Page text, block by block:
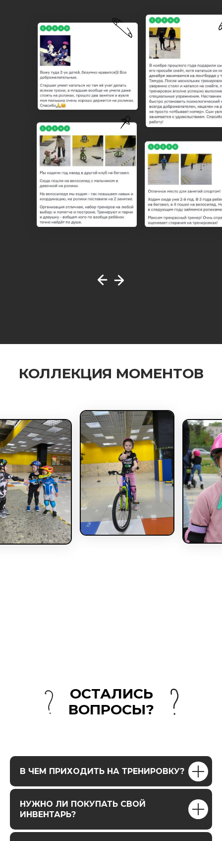
КОЛЛЕКЦИЯ МОМЕНТОВ
ОСТАЛИСЬ
ВОПРОСЫ?
В ЧЕМ ПРИХОДИТЬ НА ТРЕНИРОВКУ?
НУЖНО ЛИ ПОКУПАТЬ СВОЙ
ИНВЕНТАРЬ?